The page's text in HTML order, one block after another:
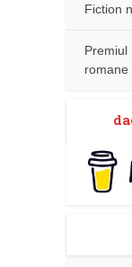
Fiction
Premiul
romane